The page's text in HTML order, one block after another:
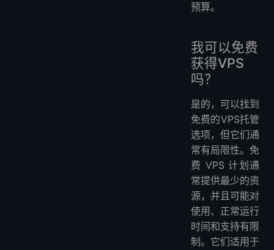
预算。
我可以免费
获得VPS
吗？
是的，可以找到
免费的VPS托管
选项，但它们通
常有局限性。免
费 VPS 计划通
常提供最少的资
源，并且可能对
使用、正常运行
时间和支持有限
制。它们适用于